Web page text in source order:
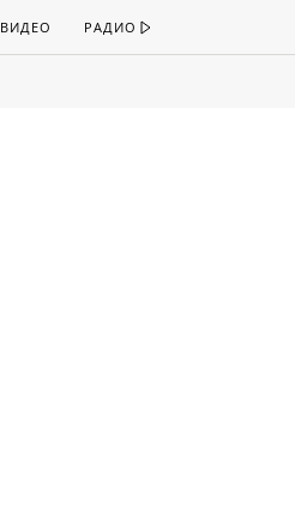
ВИДЕО РАДИО